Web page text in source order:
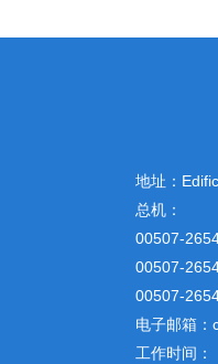
地址：
总机：
00507-
00507-
00507-
电子邮箱
工作时间：